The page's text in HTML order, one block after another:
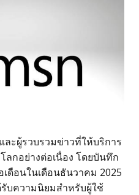
ละผู้รวบรวมข่าวที่ให้บริการ
กอย่างต่อเนื่อง โดยบันทึก
ดือนในเดือนธันวาคม 2025
บความนิยมสำหรับผู้ใช้